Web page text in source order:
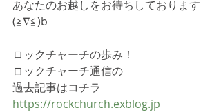
あなたのお越しをお待ちしております
(≧∇≦)b
ロックチャーチの歩み！
ロックチャーチ通信の
過去記事はコチラ
https://rockchurch.exblog.jp